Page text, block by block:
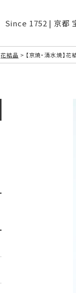
Since 1752 | 京都
花結晶 【京焼・清水焼】花